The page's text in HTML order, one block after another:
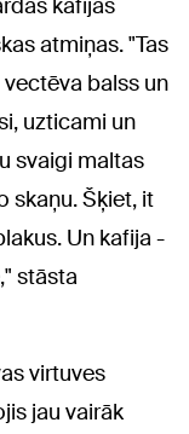
atmiņas. "Tas
vectēva balss un
uzticami un
svaigi maltas
skaņu. Šķiet, it
Un kafija -
stāsta
virtuves
jau vairāk